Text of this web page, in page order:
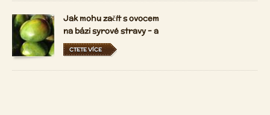
Jak mohu začít s ovocem
na bázi syrové stravy - a
držet se ho?
CTETE VÍCE